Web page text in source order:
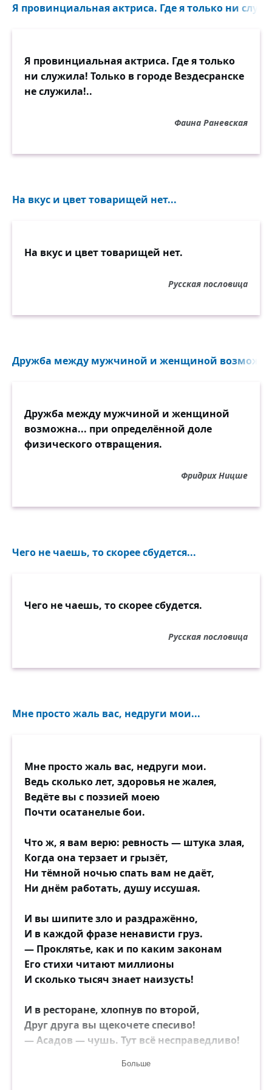
Я провинциальная актриса. Где я только ни
Я провинциальная актриса. Где я только
ни служила! Только в городе Вездесранске
не служила!..
Фаина Раневская
На вкус и цвет товарищей нет...
На вкус и цвет товарищей нет.
Русская пословица
Дружба между мужчиной и женщиной
Дружба между мужчиной и женщиной
возможна... при определённой доле
физического отвращения.
Фридрих Ницше
Чего не чаешь, то скорее сбудется...
Чего не чаешь, то скорее сбудется.
Русская пословица
Мне просто жаль вас, недруги мои...
Мне просто жаль вас, недруги мои.
Ведь сколько лет, здоровья не жалея,
Ведёте вы с поэзией моею
Почти осатанелые бои.
Что ж, я вам верю: ревность — штука злая,
Когда она терзает и грызёт,
Ни тёмной ночью спать вам не даёт,
Ни днём работать, душу иссушая.
И вы шипите зло и раздражённо,
И в каждой фразе ненависти груз.
— Проклятье, как и по каким законам
Его стихи читают миллионы
И сколько тысяч знает наизусть!
И в ресторане, хлопнув по второй,
Друг друга вы щекочете спесиво!
— Асадов — чушь. Тут всё несправедливо!
Больше